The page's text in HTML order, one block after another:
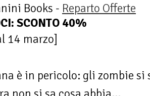
Books - Reparto Offerte
SCONTO 40%
14 marzo]
è in pericolo: gli zombie